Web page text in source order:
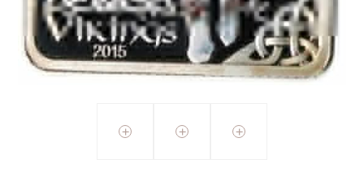
+ + +